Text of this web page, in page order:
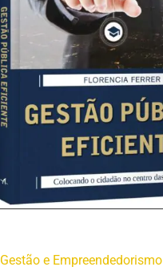
Gestão e Empreendedorismo